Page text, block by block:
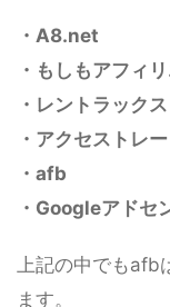
・A8.net
・もしもアフィ
・レントラックス
・アクセストレ
・afb
・Googleアドセ
上記の中でも
ます。